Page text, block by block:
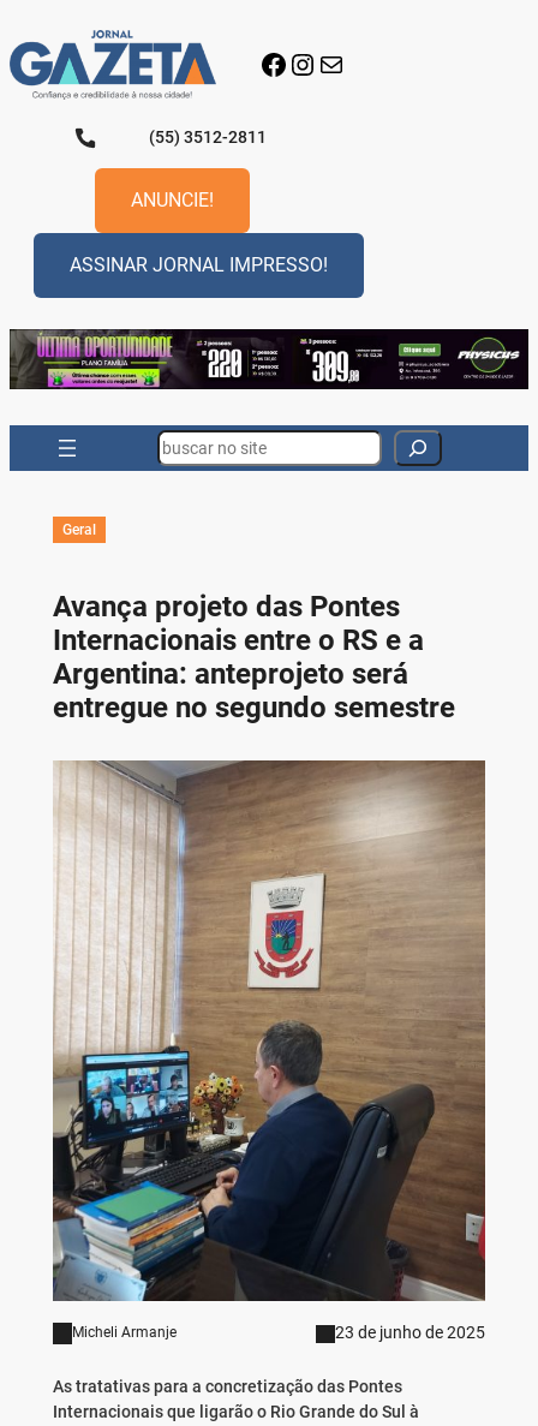
para
o
conteúdo
Facebook
Instagram
E-mail
(55) 3512-2811
ANUNCIE!
ASSINAR JORNAL IMPRESSO!
Search
Geral
Avança projeto das Pontes
Internacionais entre o RS e a
Argentina: anteprojeto será
entregue no segundo semestre
Micheli Armanje 23 de junho de 2025
As tratativas para a concretização das Pontes
Internacionais que ligarão o Rio Grande do Sul à